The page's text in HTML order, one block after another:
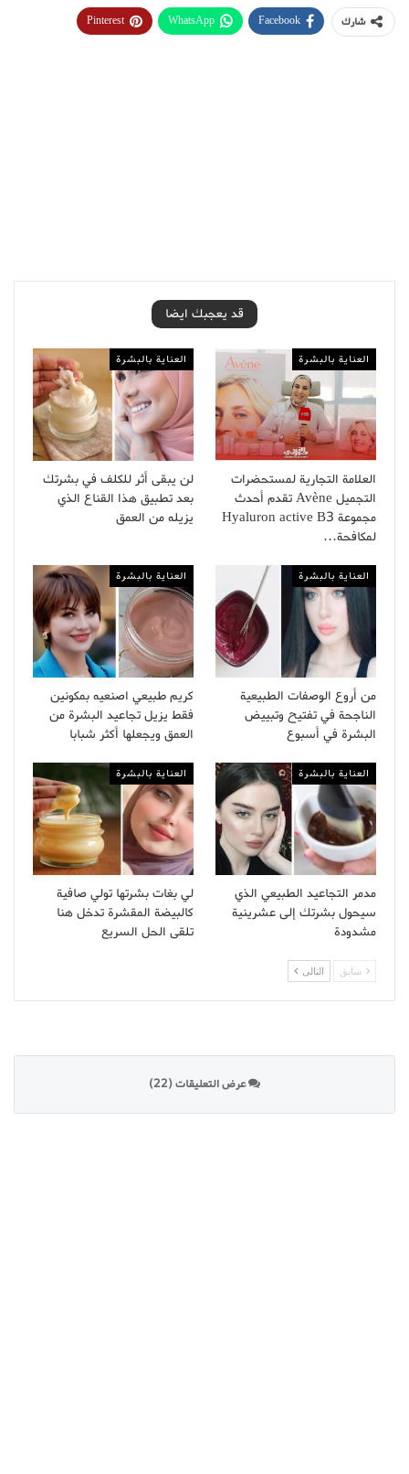
شارك Facebook
WhatsApp
Pinterest
قد يعجبك ايضا
العناية بالبشرة
العلامة التجارية لمستحضرات
التجميل Avène تقدم أحدث
مجموعة Hyaluron active B3
لمكافحة…
العناية بالبشرة
لن يبقى أثر للكلف في بشرتك
بعد تطبيق هذا القناع الذي
يزيله من العمق
العناية بالبشرة
من أروع الوصفات الطبيعية
الناجحة في تفتيح وتبييض
البشرة في أسبوع
العناية بالبشرة
كريم طبيعي اصنعيه بمكونين
فقط يزيل تجاعيد البشرة من
العمق ويجعلها أكثر شبابا
العناية بالبشرة
مدمر التجاعيد الطبيعي الذي
سيحول بشرتك إلى عشرينية
مشدودة
العناية بالبشرة
لي بغات بشرتها تولي صافية
كالبيضة المقشرة تدخل هنا
تلقى الحل السريع
سابق التالى
عرض التعليقات (22)